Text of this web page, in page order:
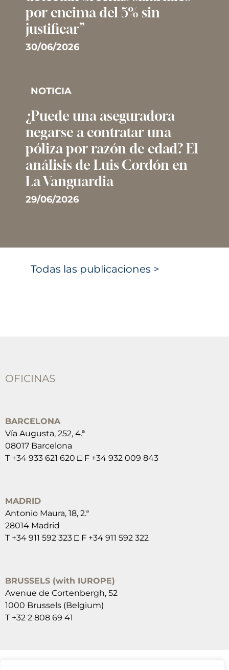
por encima del 5% sin
justificar”
30/06/2026
NOTICIA
¿Puede una aseguradora
negarse a contratar una
póliza por razón de edad? El
análisis de Luis Cordón en
La Vanguardia
29/06/2026
Todas las publicaciones >
OFICINAS
BARCELONA
Vía Augusta, 252, 4.ª
08017 Barcelona
T +34 933 621 620 □ F +34 932 009 843
MADRID
Antonio Maura, 18, 2.ª
28014 Madrid
T +34 911 592 323 □ F +34 911 592 322
BRUSSELS (with IUROPE)
Avenue de Cortenbergh, 52
1000 Brussels (Belgium)
T +32 2 808 69 41